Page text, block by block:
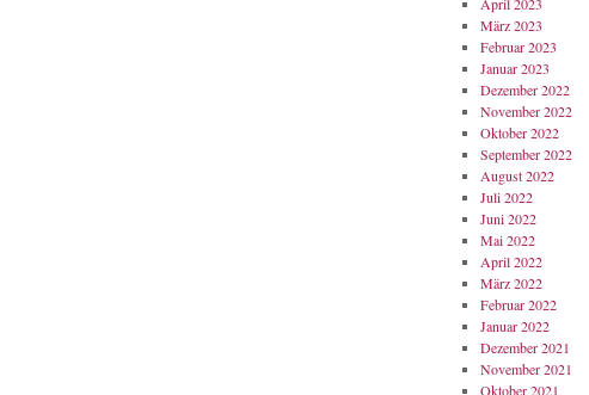
März 2023
Februar 2023
Januar 2023
Dezember 2022
November 2022
Oktober 2022
September 2022
August 2022
Juli 2022
Juni 2022
Mai 2022
April 2022
März 2022
Februar 2022
Januar 2022
Dezember 2021
November 2021
Oktober 2021